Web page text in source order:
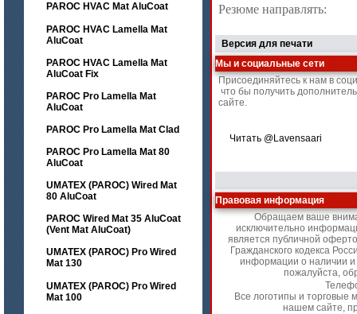
PAROC HVAC Mat AluCoat
PAROC HVAC Lamella Mat
AluCoat
PAROC HVAC Lamella Mat
AluCoat Fix
PAROC Pro Lamella Mat
AluCoat
PAROC Pro Lamella Mat Clad
PAROC Pro Lamella Mat 80
AluCoat
UMATEX (PAROC) Wired Mat
80 AluCoat
PAROC Wired Mat 35 AluCoat
(Vent Mat AluCoat)
UMATEX (PAROC) Pro Wired
Mat 130
UMATEX (PAROC) Pro Wired
Mat 100
Резюме направлять:
Версия для печати
Мы и социальные сети
Присоединяйтесь к нам в
что бы получить
сайте.
Читать @Lavensaari
Правовая информация
Обращаем ваше
исключительно
является публичной
Гражданского кодекса
информации о наличии и
пожалуйста,
Все логотипы и торговые
нашем сайте,